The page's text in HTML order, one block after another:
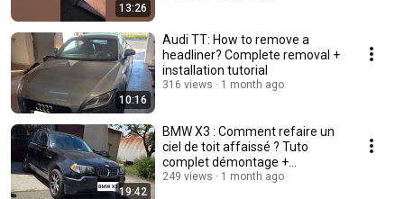
13:26
10:16
Audi TT: How to remove a
headliner? Complete removal +
installation tutorial
316 views 1 month ago
19:42
BMW X3 : Comment refaire un
ciel de toit affaissé ? Tuto
complet démontage +
rénovation + remontage
249 views 1 month ago